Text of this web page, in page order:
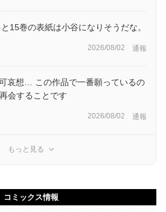
15巻の表紙は小谷になりそうだな。
2026/08/02 通報
哀想… この作品で一番願っているの
会することです
2026/08/02 通報
もっと見る
コミックス情報